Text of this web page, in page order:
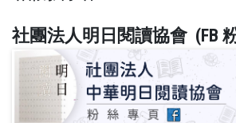
社團法人明日閱讀協會 (FB